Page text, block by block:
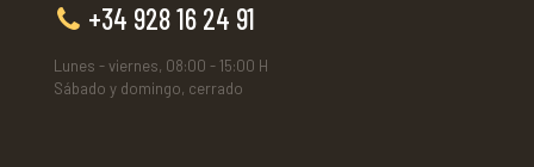
+34 928 16 24 91
Lunes - viernes, 08:00 - 15:00 H
Sábado y domingo, cerrado